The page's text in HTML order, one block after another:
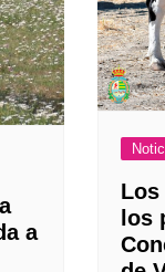
a
Los
los